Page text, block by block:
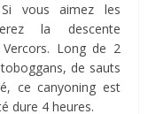
vous aimez les
la descente
Long de 2
de sauts
ce canyoning est
dure 4 heures.